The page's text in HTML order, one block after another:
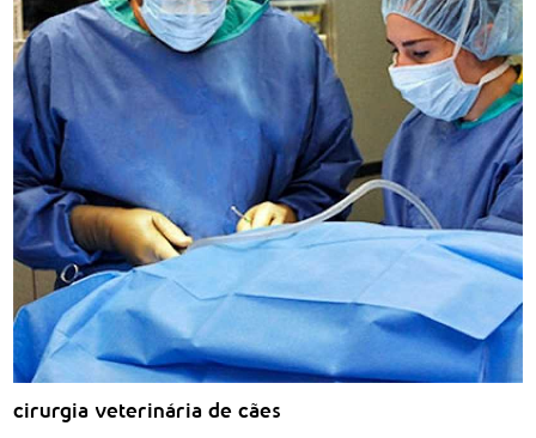
cirurgia veterinária de cães